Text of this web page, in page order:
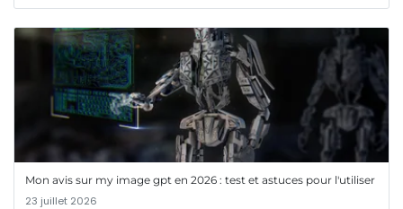
Mon avis sur my image gpt en 2026 : test et astuces pour l'utiliser
23 juillet 2026